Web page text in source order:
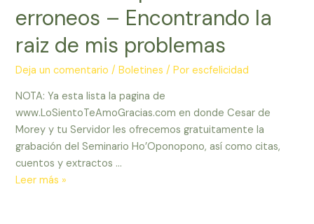
erroneos – Encontrando la
raiz de mis problemas
Deja un comentario /Boletines / Porescfelicidad
NOTA: Ya esta lista la pagina de
www.LoSientoTeAmoGracias.com en donde Cesar de
Morey y tu Servidor les ofrecemos gratuitamente la
grabación del Seminario Ho’Oponopono, así como citas,
cuentos y extractos …
Sanando
Leer más »